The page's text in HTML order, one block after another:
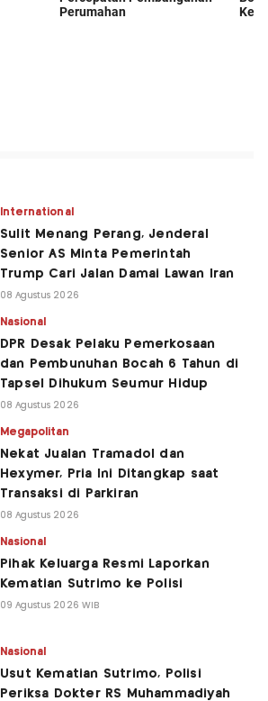
International
Sulit Menang Perang, Jenderal
Senior AS Minta Pemerintah
Trump Cari Jalan Damai Lawan Iran
08 Agustus 2026
Nasional
DPR Desak Pelaku Pemerkosaan
dan Pembunuhan Bocah 6 Tahun di
Tapsel Dihukum Seumur Hidup
08 Agustus 2026
Megapolitan
Nekat Jualan Tramadol dan
Hexymer, Pria Ini Ditangkap saat
Transaksi di Parkiran
08 Agustus 2026
Nasional
Pihak Keluarga Resmi Laporkan
Kematian Sutrimo ke Polisi
09 Agustus 2026 WIB
Nasional
Usut Kematian Sutrimo, Polisi
Periksa Dokter RS Muhammadiyah